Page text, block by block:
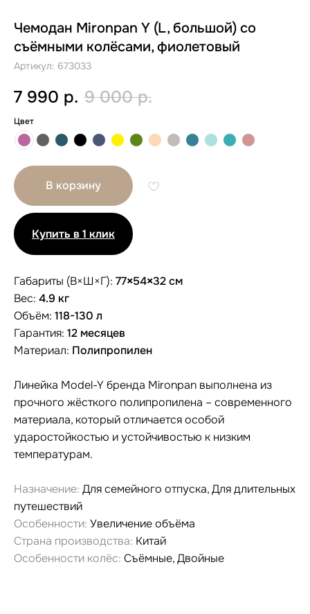
Чемодан Mironpan Y (L, большой) со
съёмными колёсами, фиолетовый
Артикул: 673033
7 990 р. 9 000 р.
Цвет
В корзину
Купить в 1 клик
Габариты (В×Ш×Г): 77×54×32 см
Вес: 4.9 кг
Объём: 118-130 л
Гарантия: 12 месяцев
Материал: Полипропилен
Линейка Model-Y бренда Mironpan выполнена из
прочного жёсткого полипропилена – современного
материала, который отличается особой
ударостойкостью и устойчивостью к низким
температурам.
Назначение: Для семейного отпуска, Для длительных
путешествий
Особенности: Увеличение объёма
Страна производства: Китай
Особенности колёс: Съёмные, Двойные
Другие размеры